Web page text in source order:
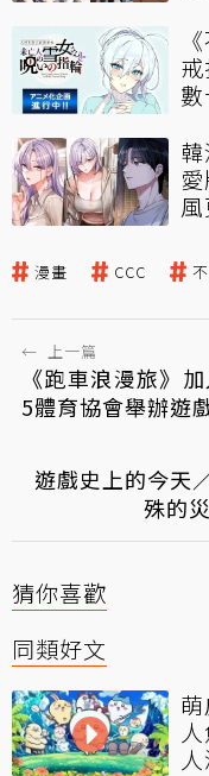
漫畫 CCC
← 上一篇
《跑車浪漫旅》
5體育協會舉辦遊
遊戲史上的今天
殊的
猜你喜歡
同類好文